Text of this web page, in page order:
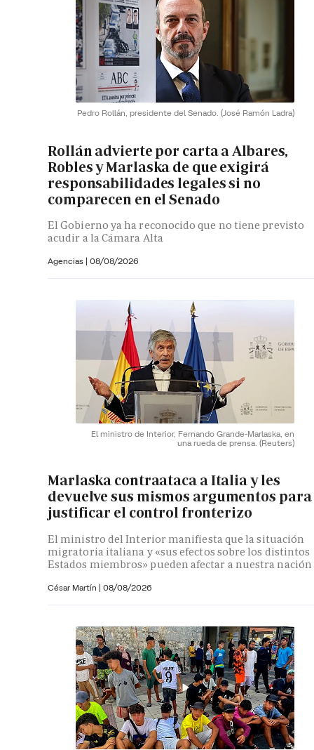
Pedro Rollán, presidente del Senado. (José Ramón Ladra)
Rollán advierte por carta a Albares,
Robles y Marlaska de que exigirá
responsabilidades legales si no
comparecen en el Senado
El Gobierno ya ha reconocido que no tiene previsto
acudir a la Cámara Alta
Agencias | 08/08/2026
El ministro de Interior, Fernando Grande-Marlaska, en
una rueda de prensa. (Reuters)
Marlaska contraataca a Italia y les
devuelve sus mismos argumentos para
justificar el control fronterizo
El ministro del Interior manifiesta que la situación
migratoria italiana y «sus efectos sobre los distintos
Estados miembros» pueden afectar a nuestra nación
César Martín | 08/08/2026